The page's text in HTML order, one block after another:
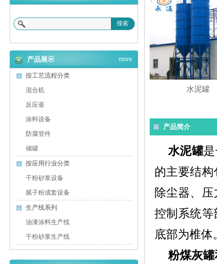
水泥罐
产品简介
水泥罐
的主要结
除尘器、
控制系统
底部为椎体
粉煤灰
搜索
产品展示
按工艺流程分类
混合机
反应釜
涂料设备
防腐管件
储罐
按应用行业分类
干粉砂浆设备
腻子粉成套设备
生产线系列
油漆涂料生产线
干粉砂浆生产线
more